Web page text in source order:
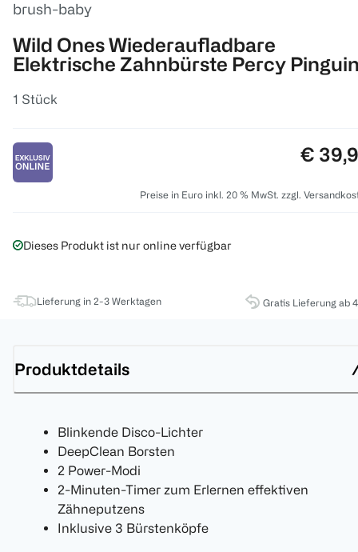
brush-baby
Wild Ones Wiederaufladbare
Elektrische Zahnbürste Percy
1 Stück
Preis:
€
Preise in Euro inkl. 20 % MwSt. zzgl.
Dieses Produkt ist nur online verfügbar
Lieferung in 2-3 Werktagen Gratis Lieferung ab
Produktdetails
Blinkende Disco-Lichter
DeepClean Borsten
2 Power-Modi
2-Minuten-Timer zum Erlernen effektiven
Zähneputzens
Inklusive 3 Bürstenköpfe